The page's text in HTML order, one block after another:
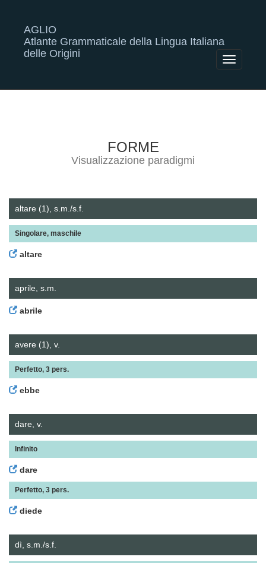
AGLIO
Atlante Grammaticale della Lingua Italiana
delle Origini
Toggle
FORME
Visualizzazione paradigmi
altare (1), s.m./s.f.
Singolare, maschile
altare
aprile, s.m.
abrile
avere (1), v.
Perfetto, 3 pers.
ebbe
dare, v.
Infinito
dare
Perfetto, 3 pers.
diede
dì, s.m./s.f.